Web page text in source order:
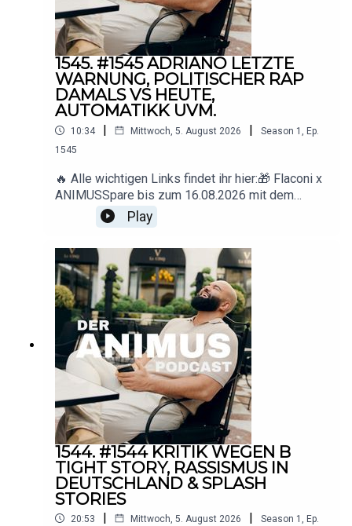
1545. #1545 ADRIANO LETZTE
WARNUNG, POLITISCHER RAP
DAMALS VS HEUTE,
AUTOMATIKK UVM.
10:34 | Mittwoch, 5. August 2026 | Season 1
Ep.
1545
🔥 Alle wichtigen Links findet ihr hier:🎁 Flaconi x
ANIMUSSpare bis zum 16.08.2026 mit dem
Code ANIMUS 15 € ab 89 € Mindestbestellwert.
🇩🇪 Deutschland: www.flaconi.de🇦🇹
Schweiz: www.flaconi.ch* Ausgeschlossene
Marken und Produkte sind auf der jeweiligen
Flaconi-Website
einsehbar.▶️ YouTube: https://www.youtube.com/
@animus_offiziell
📸 Instagram: https://www.instagram.com/animus
📩 Business-
Anfragen: deranimuspodcast@gmail.com
Play
1544. #1544 KRITIK WEGEN B
TIGHT STORY, RASSISMUS IN
DEUTSCHLAND & SPLASH
STORIES
20:53 | Mittwoch, 5. August 2026 | Season 1
Ep.